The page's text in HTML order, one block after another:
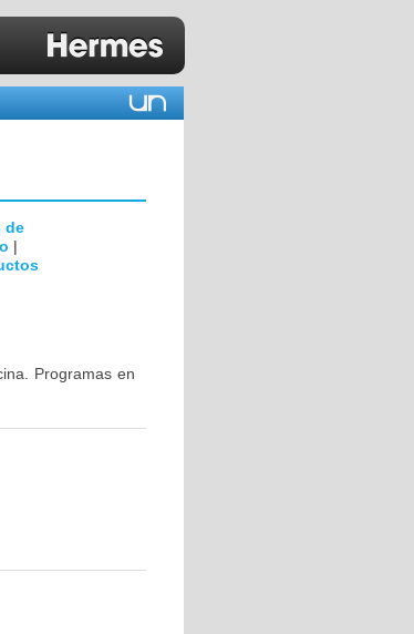
de
|
Programas en